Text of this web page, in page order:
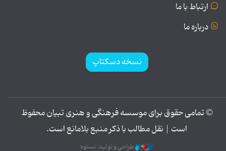
ارتباط با ما
درباره ما
نسخه دسکتاپ
© تمامی حقوق برای موسسه فرهنگی و هنری تبیان محفوظ
است | نقل مطالب با ذکر منبع بلامانع است.
طراحی و تولید: نستوه